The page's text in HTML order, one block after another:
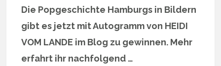
Die Popgeschichte Hamburgs in Bildern
gibt es jetzt mit Autogramm von HEIDI
VOM LANDE im Blog zu gewinnen. Mehr
erfahrt ihr nachfolgend …